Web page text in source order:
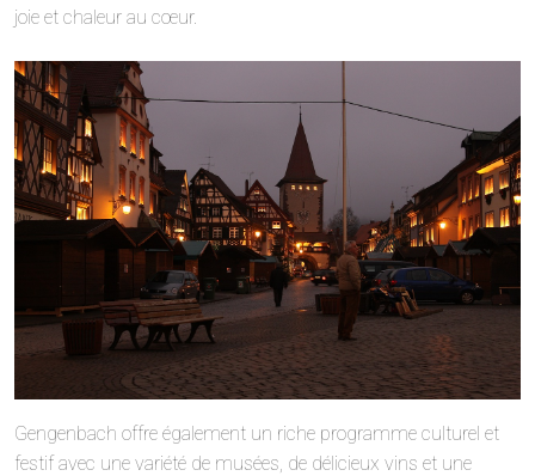
joie et chaleur au cœur.
Gengenbach offre également un riche programme culturel et
festif avec une variété de musées, de délicieux vins et une